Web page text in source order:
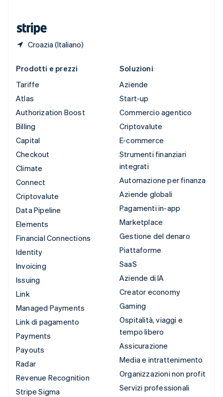
Croazia (Italiano)
Prodotti e prezzi
Tariffe
Atlas
Authorization Boost
Billing
Capital
Checkout
Climate
Connect
Criptovalute
Data Pipeline
Elements
Financial Connections
Identity
Invoicing
Issuing
Link
Managed Payments
Link di pagamento
Payments
Payouts
Radar
Revenue Recognition
Stripe Sigma
Soluzioni
Aziende
Start-up
Commercio agentico
Criptovalute
E-commerce
Strumenti finanziari
integrati
Automazione per finanza
Aziende globali
Pagamenti in-app
Marketplace
Gestione del denaro
Piattaforme
SaaS
Aziende di IA
Creator economy
Gaming
Ospitalità, viaggi e
tempo libero
Assicurazione
Media e intrattenimento
Organizzazioni non profit
Servizi professionali